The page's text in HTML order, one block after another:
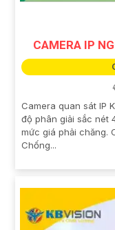
CAMERA IP
Camera quan sát IP
độ phân giải sắc nét
mức giá phải chăng.
Chống...